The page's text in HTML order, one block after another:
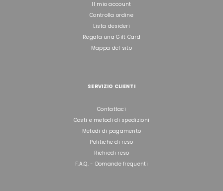
Il mio account
Controlla ordine
Lista desideri
Regala una Gift Card
Mappa del sito
SERVIZIO CLIENTI
Contattaci
Costi e metodi di spedizioni
Metodi di pagamento
Politiche di reso
Richiedi reso
F.A.Q. - Domande frequenti